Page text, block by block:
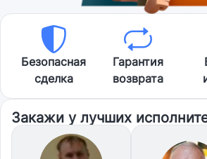
Безопасная
сделка
Гарантия
возврата
Закажи у лучших